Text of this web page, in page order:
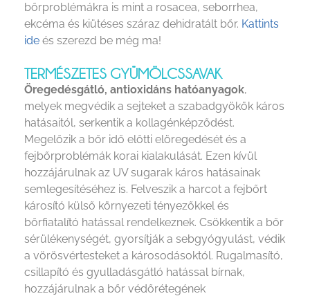
bőrproblémákra is mint a rosacea, seborrhea,
ekcéma és kiütéses száraz dehidratált bőr. Kattints
ide és szerezd be még ma!
TERMÉSZETES GYÜMÖLCSSAVAK
Öregedésgátló, antioxidáns hatóanyagok,
melyek megvédik a sejteket a szabadgyökök káros
hatásaitól, serkentik a kollagénképződést.
Megelőzik a bőr idő előtti elöregedését és a
fejbőrproblémák korai kialakulását. Ezen kívül
hozzájárulnak az UV sugarak káros hatásainak
semlegesítéséhez is. Felveszik a harcot a fejbőrt
károsító külső környezeti tényezőkkel és
bőrfiatalító hatással rendelkeznek. Csökkentik a bőr
sérülékenységét, gyorsítják a sebgyógyulást, védik
a vörösvértesteket a károsodásoktól. Rugalmasító,
csillapító és gyulladásgátló hatással bírnak,
hozzájárulnak a bőr védőrétegének